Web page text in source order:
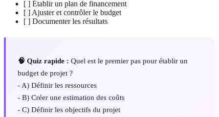
[ ] Établir un plan de financement
[ ] Ajuster et contrôler le budget
[ ] Documenter les résultats
🧠 Quiz rapide : Quel est le premier pas pour établir un
budget de projet ?
- A) Définir les ressources
- B) Créer une estimation des coûts
- C) Définir les objectifs du projet